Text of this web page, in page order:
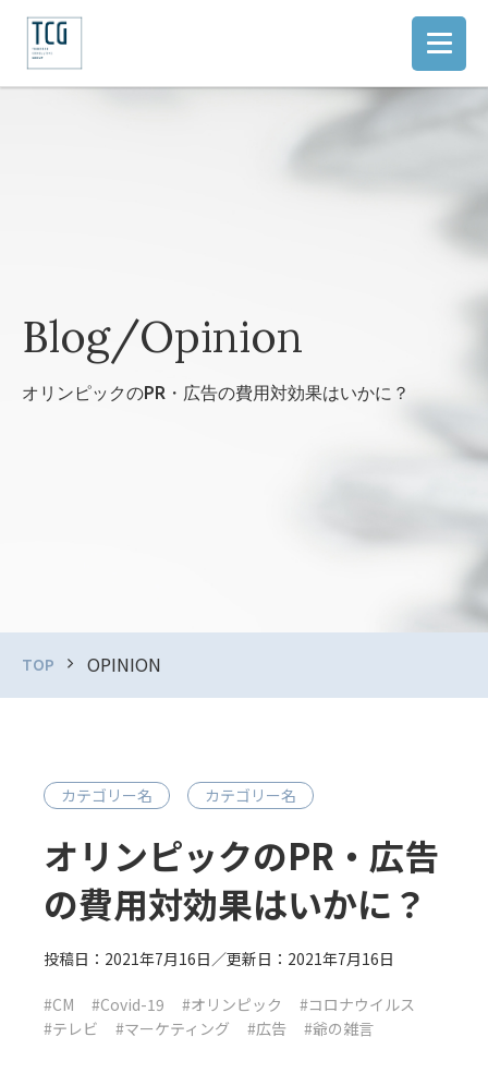
Blog/Opinion
オリンピックのPR・広告の費用対効果はいかに？
TOP OPINION
カテゴリー名 カテゴリー名
オリンピックのPR・広告
の費用対効果はいかに？
投稿日：2021年7月16日／更新日：2021年7月16日
#CM #Covid-19 #オリンピック
#コロナウイルス
#テレビ
#マーケティング #広告 #爺の雑言